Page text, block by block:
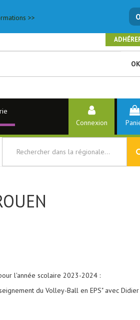
>>
OK
Connexion
l'année scolaire 2023-2024 :
du Volley-Ball en EPS" avec Didier